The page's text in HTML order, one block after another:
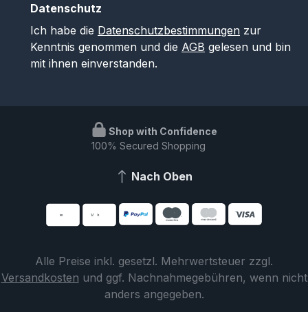
Datenschutz
Ich habe die Datenschutzbestimmungen zur
Kenntnis genommen und die AGB gelesen und bin
mit ihnen einverstanden.
Shop with Confidence
100% Secured Shopping
Nach Oben
Alle Preise inkl. gesetzl. Mehrwertsteuer zzgl.
Versandkosten und ggf. Nachnahmegebühren, wenn nicht
anders angegeben.